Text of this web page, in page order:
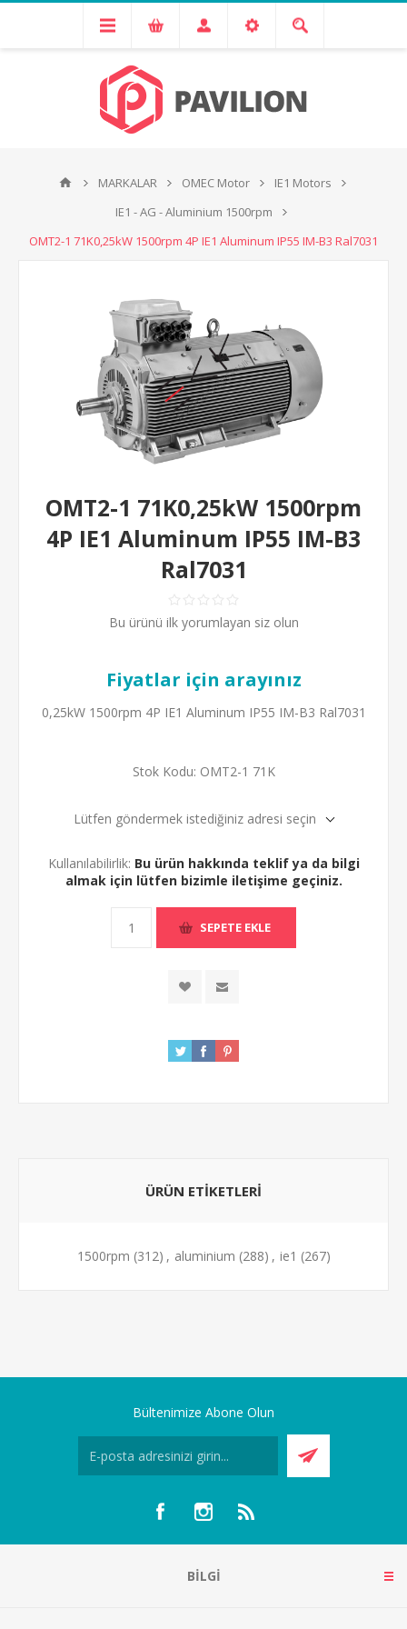
MARKALAR OMEC Motor
IE1 Motors
IE1 - AG - Aluminium 1500rpm
OMT2-1 71K0,25kW 1500rpm 4P IE1 Aluminum IP55 IM-B3 Ral7031
OMT2-1 71K0,25kW 1500rpm
4P IE1 Aluminum IP55 IM-B3
Ral7031
Bu ürünü ilk yorumlayan siz olun
Fiyatlar için arayınız
0,25kW 1500rpm 4P IE1 Aluminum IP55 IM-B3 Ral7031
Stok Kodu: OMT2-1 71K
Lütfen göndermek istediğiniz adresi seçin
Kullanılabilirlik: Bu ürün hakkında teklif ya da bilgi
almak için lütfen bizimle iletişime geçiniz.
ÜRÜN ETIKETLERI
1500rpm (312) , aluminium (288) , ie1 (267)
Bültenimize Abone Olun
BILGI